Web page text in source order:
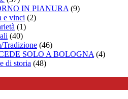
IN PIANURA (9)
e vinci (2)
(1)
(40)
Tradizione (46)
SOLO A BOLOGNA (4)
di storia (48)